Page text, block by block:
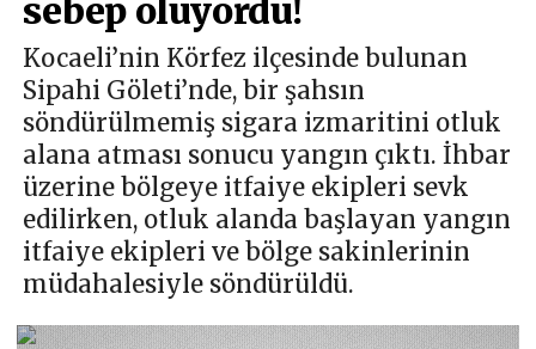
sebep oluyordu!
Kocaeli’nin Körfez ilçesinde bulunan
Sipahi Göleti’nde, bir şahsın
söndürülmemiş sigara izmaritini otluk
alana atması sonucu yangın çıktı. İhbar
üzerine bölgeye itfaiye ekipleri sevk
edilirken, otluk alanda başlayan yangın
itfaiye ekipleri ve bölge sakinlerinin
müdahalesiyle söndürüldü.